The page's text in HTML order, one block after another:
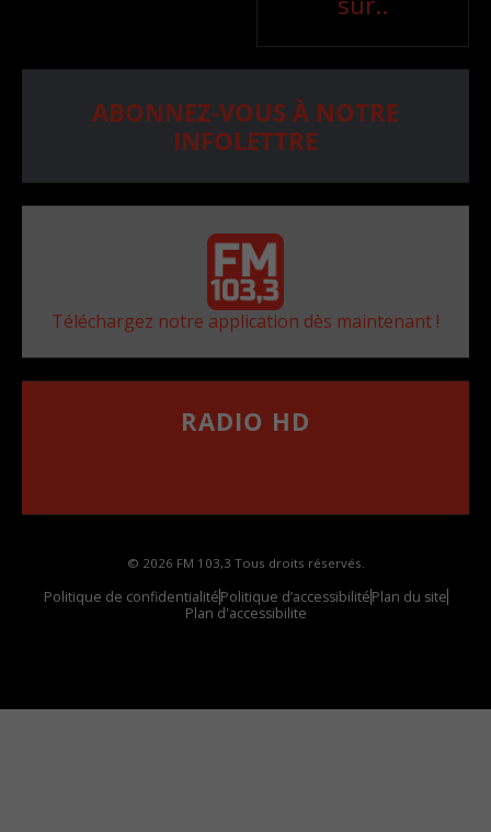
ABONNEZ-VOUS À NOTRE
INFOLETTRE
Téléchargez notre application dès maintenant !
RADIO HD
© 2026 FM 103,3 Tous droits réservés.
Politique de confidentialitéPolitique d’accessibilitéPlan du site
Plan d'accessibilite